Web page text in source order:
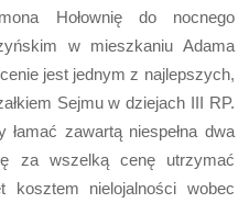
Hołownię do nocnego
w mieszkaniu Adama
jest jednym z najlepszych,
Sejmu w dziejach III RP.
zawartą niespełna dwa
za wszelką cenę utrzymać
kosztem nielojalności wobec